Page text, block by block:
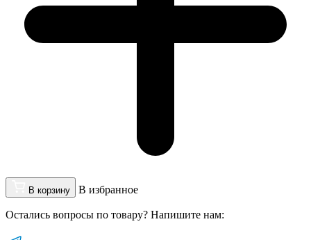
В корзину В избранное
Остались вопросы по товару? Напишите нам: